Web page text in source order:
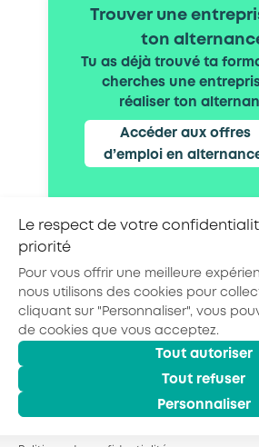
Trouver une
ton
Tu as déjà trouvé ta
cherches une
réaliser ton
Accéder aux offres
d’emploi en
© 2026 - AKTO - Tous droits
Le respect de votre
priorité
Pour vous offrir une meilleure
nous utilisons des cookies pour
cliquant sur "Personnaliser", vous
de cookies que vous acceptez.
Tout autoriser
Tout refuser
Personnaliser